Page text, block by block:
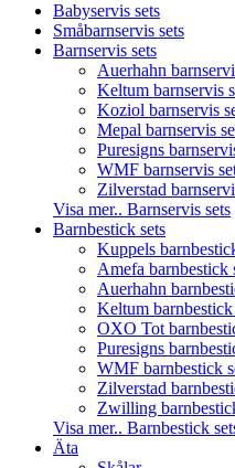
Babyservis sets
Småbarnservis sets
Barnservis sets
Auerhahn
Keltum barnservis
Koziol barnservis
Mepal barnservis
Puresigns
WMF barnservis
Zilverstad
Visa mer.. Barnservis sets
Barnbestick sets
Kuppels
Amefa barnbestick
Auerhahn
Keltum barnbestick
OXO Tot
Puresigns
WMF barnbestick
Zilverstad
Zwilling
Visa mer.. Barnbestick
Äta